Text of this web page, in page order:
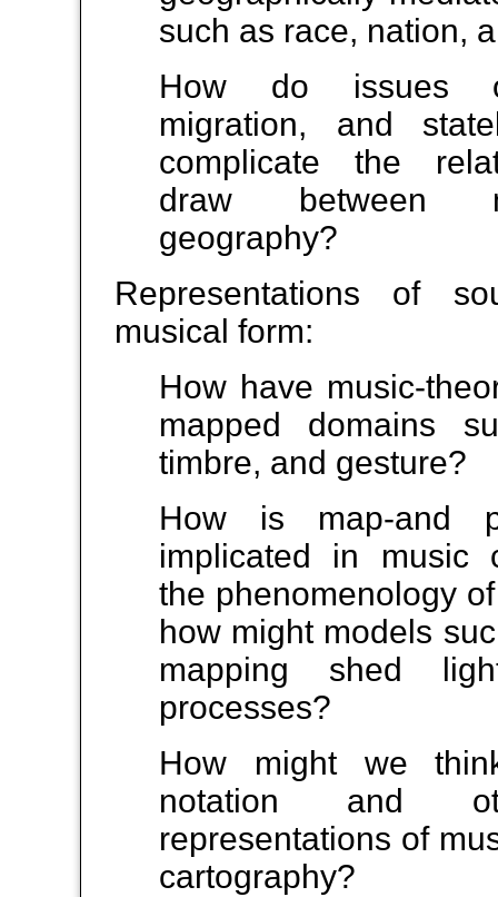
such as race, nation,
How do issues
migration, and
complicate the
draw between
geography?
Representations of
musical form:
How have music-
mapped domains
timbre, and gesture?
How is map-and
implicated in music
the phenomenology
how might models
mapping shed
processes?
How might we
notation and
representations of
cartography?